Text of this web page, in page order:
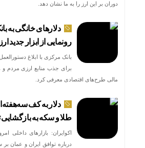
دوران بر این ارز را به ما نشان دهد.
دلارهای خانگی به
رونمایی از ابزار جدید
بانک مرکزی با ابلاغ
برای جذب منابع ارزی مردم
مالی طرح‌های اقتصادی معرفی کرد.
دلار به کف
طلا و سکه به بازگشایی
اکوایران: بازارهای داخلی
درباره توافق ایران و عمان بر